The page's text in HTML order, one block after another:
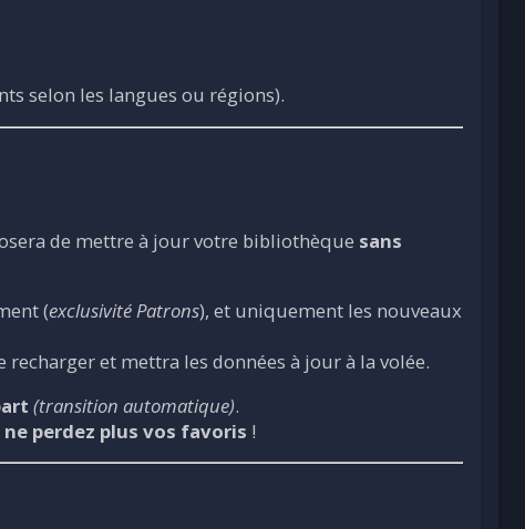
selon les langues ou régions).
de mettre à jour votre bibliothèque sans
(exclusivité Patrons), et uniquement les nouveaux
recharger et mettra les données à jour à la volée.
(transition automatique).
perdez plus vos favoris !